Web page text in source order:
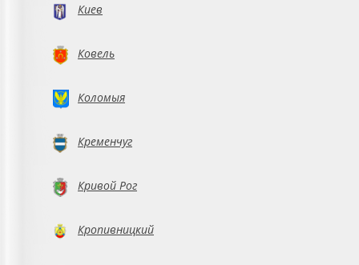
Киев
Ковель
Коломыя
Кременчуг
Кривой Рог
Кропивницкий